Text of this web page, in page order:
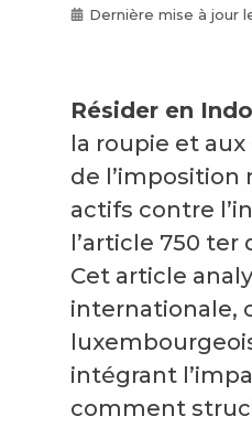
Dernière mise à jour
Résider en
la roupie et
de l’imposition
actifs contre
l’article 750
Cet article
internationale,
intégrant
comment